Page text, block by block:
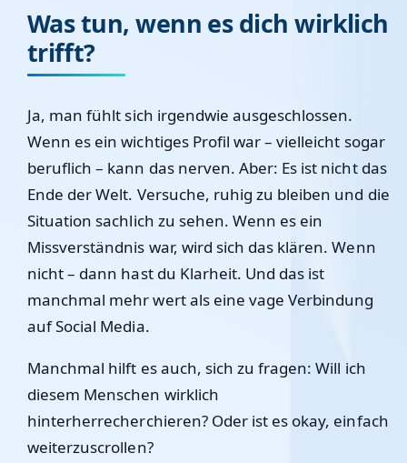
Was tun, wenn es dich wirklich
trifft?
Ja, man fühlt sich irgendwie ausgeschlossen.
Wenn es ein wichtiges Profil war – vielleicht sogar
beruflich – kann das nerven. Aber: Es ist nicht das
Ende der Welt. Versuche, ruhig zu bleiben und die
Situation sachlich zu sehen. Wenn es ein
Missverständnis war, wird sich das klären. Wenn
nicht – dann hast du Klarheit. Und das ist
manchmal mehr wert als eine vage Verbindung
auf Social Media.
Manchmal hilft es auch, sich zu fragen: Will ich
diesem Menschen wirklich
hinterherrecherchieren? Oder ist es okay, einfach
weiterzuscrollen?